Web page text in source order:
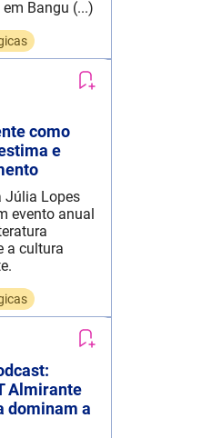
Bangu (...)
como
e
Júlia Lopes
evento anual
a cultura
Almirante
dominam a